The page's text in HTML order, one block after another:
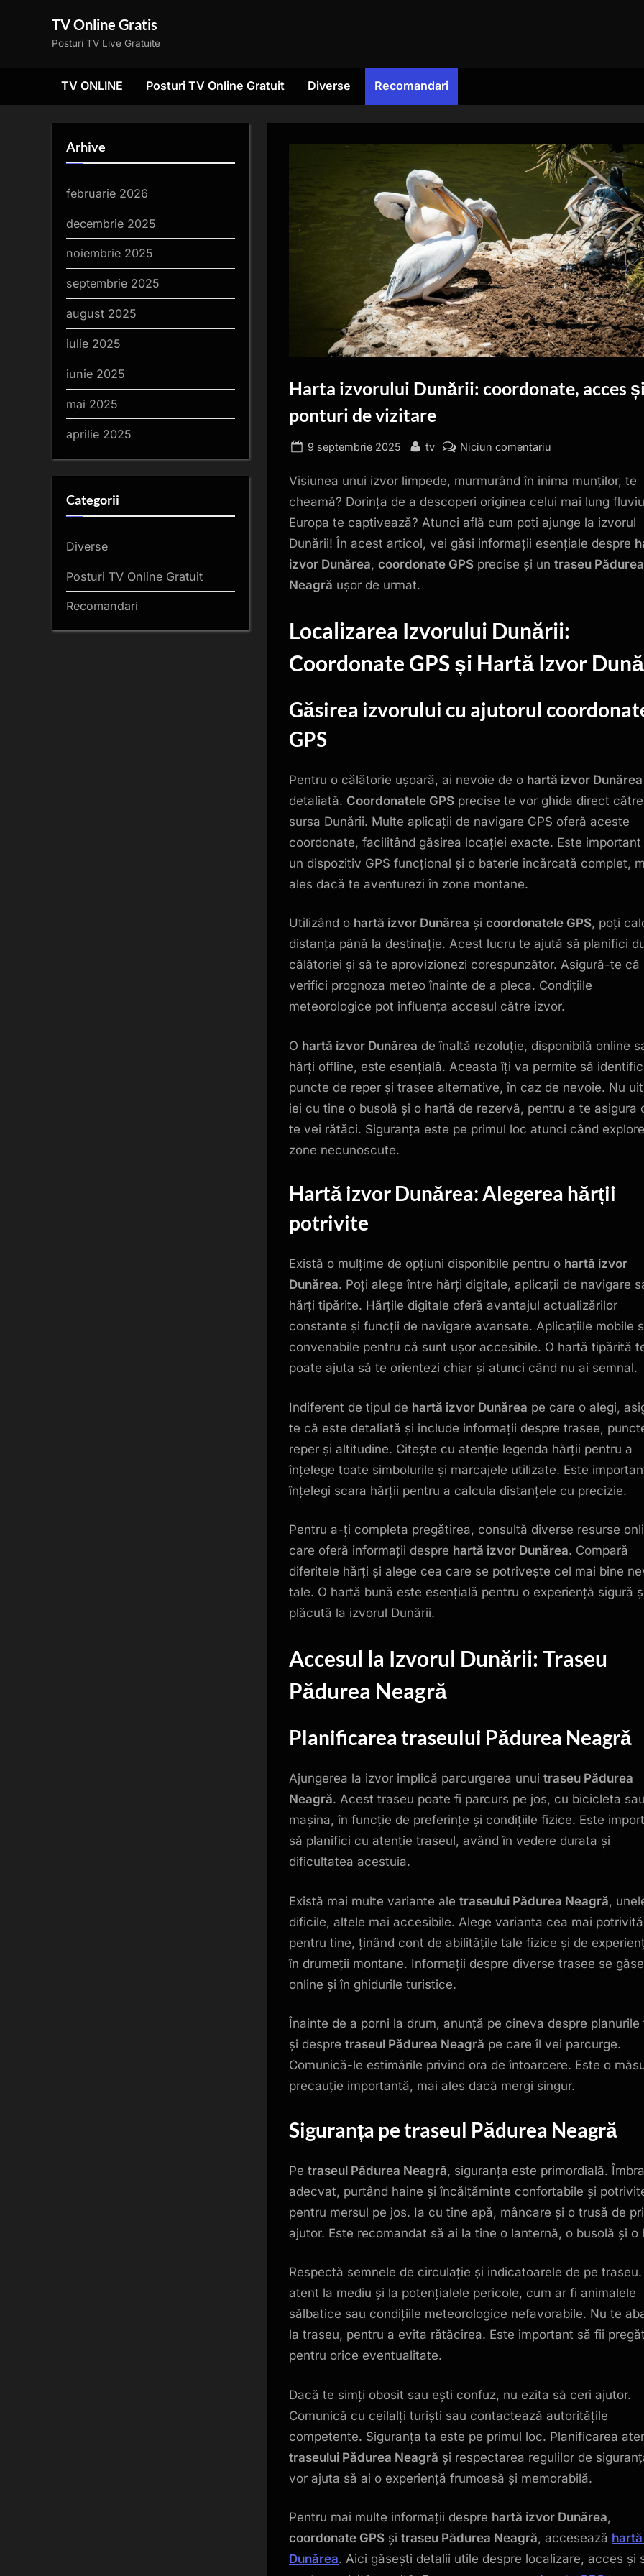
TV Online Gratis
Posturi TV Live Gratuite
TV ONLINE Posturi TV Online Gratuit Diverse Recomandari
Harta izvorului Dunării: coordonate, acces și
ponturi de vizitare
Posted
9 septembrie 2025 By
tv Niciun comentariu
izvorului
Dunării:
coordonate,
acces
ponturi
Visiunea unui izvor limpede, murmurând în inima munților, te
cheamă? Dorința de a descoperi originea celui mai lung
Europa te captivează? Atunci află cum poți ajunge la izvorul
Dunării! În acest articol, vei găsi informații esențiale despre
izvor Dunărea, coordonate GPS precise și un traseu Pădurea
Neagră ușor de urmat.
Localizarea Izvorului Dunării:
Coordonate GPSși Hartă Izvor
Găsirea izvorului cu ajutorul
GPS
Pentru o călătorie ușoară, ai nevoie de o hartă izvor Dunărea
detaliată. Coordonatele GPS precise te vor ghida direct către
sursa Dunării. Multe aplicații de navigare GPS oferă aceste
coordonate, facilitând găsirea locației exacte. Este important
un dispozitiv GPS funcțional și o baterie încărcată complet,
ales dacă te aventurezi în zone montane.
Utilizând o hartă izvor Dunărea și coordonatele GPS, poți
distanța până la destinație. Acest lucru te ajută să planifici
călătoriei și să te aprovizionezi corespunzător. Asigură-te că
verifici prognoza meteo înainte de a pleca. Condițiile
meteorologice pot influența accesul către izvor.
O hartă izvor Dunărea de înaltă rezoluție, disponibilă online
hărți offline, este esențială. Aceasta îți va permite să
puncte de reper și trasee alternative, în caz de nevoie. Nu
iei cu tine o busolă și o hartă de rezervă, pentru a te asigura
te vei rătăci. Siguranța este pe primul loc atunci când
zone necunoscute.
Hartă izvor Dunărea: Alegerea hărții
potrivite
Există o mulțime de opțiuni disponibile pentru o hartă izvor
Dunărea. Poți alege între hărți digitale, aplicații de navigare
hărți tipărite. Hărțile digitale oferă avantajul actualizărilor
constante și funcții de navigare avansate. Aplicațiile mobile
convenabile pentru că sunt ușor accesibile. O hartă tipărită
poate ajuta să te orientezi chiar și atunci când nu ai semnal.
Indiferent de tipul de hartă izvor Dunărea pe care o alegi,
te că este detaliată și include informații despre trasee,
reper și altitudine. Citește cu atenție legenda hărții pentru a
înțelege toate simbolurile și marcajele utilizate. Este
înțelegi scara hărții pentru a calcula distanțele cu precizie.
Pentru a-ți completa pregătirea, consultă diverse resurse
care oferă informații despre hartă izvor Dunărea. Compară
diferitele hărți și alege cea care se potrivește cel mai bine
tale. O hartă bună este esențială pentru o experiență sigură
plăcută la izvorul Dunării.
Accesul la Izvorul Dunării:Traseu
Pădurea Neagră
Planificareatraseului Pădurea Neagră
Ajungerea la izvor implică parcurgerea unui traseu Pădurea
Neagră. Acest traseu poate fi parcurs pe jos, cu bicicleta
mașina, în funcție de preferințe și condițiile fizice. Este
să planifici cu atenție traseul, având în vedere durata și
dificultatea acestuia.
Există mai multe variante ale traseului Pădurea Neagră,
dificile, altele mai accesibile. Alege varianta cea mai potrivită
pentru tine, ținând cont de abilitățile tale fizice și de
în drumeții montane. Informații despre diverse trasee se
online și în ghidurile turistice.
Înainte de a porni la drum, anunță pe cineva despre planurile
și despre traseul Pădurea Neagră pe care îl vei parcurge.
Comunică-le estimările privind ora de întoarcere. Este o
precauție importantă, mai ales dacă mergi singur.
Siguranța petraseul Pădurea Neagră
Pe traseul Pădurea Neagră, siguranța este primordială.
adecvat, purtând haine și încălțăminte confortabile și
pentru mersul pe jos. Ia cu tine apă, mâncare și o trusă de
ajutor. Este recomandat să ai la tine o lanternă, o busolă și o
Respectă semnele de circulație și indicatoarele de pe traseu.
atent la mediu și la potențialele pericole, cum ar fi animalele
sălbatice sau condițiile meteorologice nefavorabile. Nu te
la traseu, pentru a evita rătăcirea. Este important să fii
pentru orice eventualitate.
Dacă te simți obosit sau ești confuz, nu ezita să ceri ajutor.
Comunică cu ceilalți turiști sau contactează autoritățile
competente. Siguranța ta este pe primul loc. Planificarea
traseului Pădurea Neagră și respectarea regulilor de
vor ajuta să ai o experiență frumoasă și memorabilă.
Pentru mai multe informații despre hartă izvor Dunărea,
coordonate GPS și traseu Pădurea Neagră, accesează
Dunărea. Aici găsești detalii utile despre localizare, acces și
Arhive
februarie 2026
decembrie 2025
noiembrie 2025
septembrie 2025
august 2025
iulie 2025
iunie 2025
mai 2025
aprilie 2025
Categorii
Diverse
Posturi TV Online Gratuit
Recomandari